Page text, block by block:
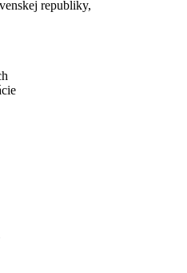
republiky,